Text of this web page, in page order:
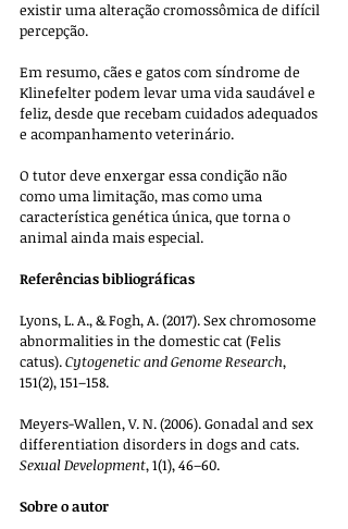
existir uma alteração cromossômica de difícil
percepção.
Em resumo, cães e gatos com síndrome de
Klinefelter podem levar uma vida saudável e
feliz, desde que recebam cuidados adequados
e acompanhamento veterinário.
O tutor deve enxergar essa condição não
como uma limitação, mas como uma
característica genética única, que torna o
animal ainda mais especial.
Referências bibliográficas
Lyons, L. A., & Fogh, A. (2017). Sex chromosome
abnormalities in the domestic cat (Felis
catus). Cytogenetic and Genome Research,
151(2), 151–158.
Meyers-Wallen, V. N. (2006). Gonadal and sex
differentiation disorders in dogs and cats.
Sexual Development, 1(1), 46–60.
Sobre o autor